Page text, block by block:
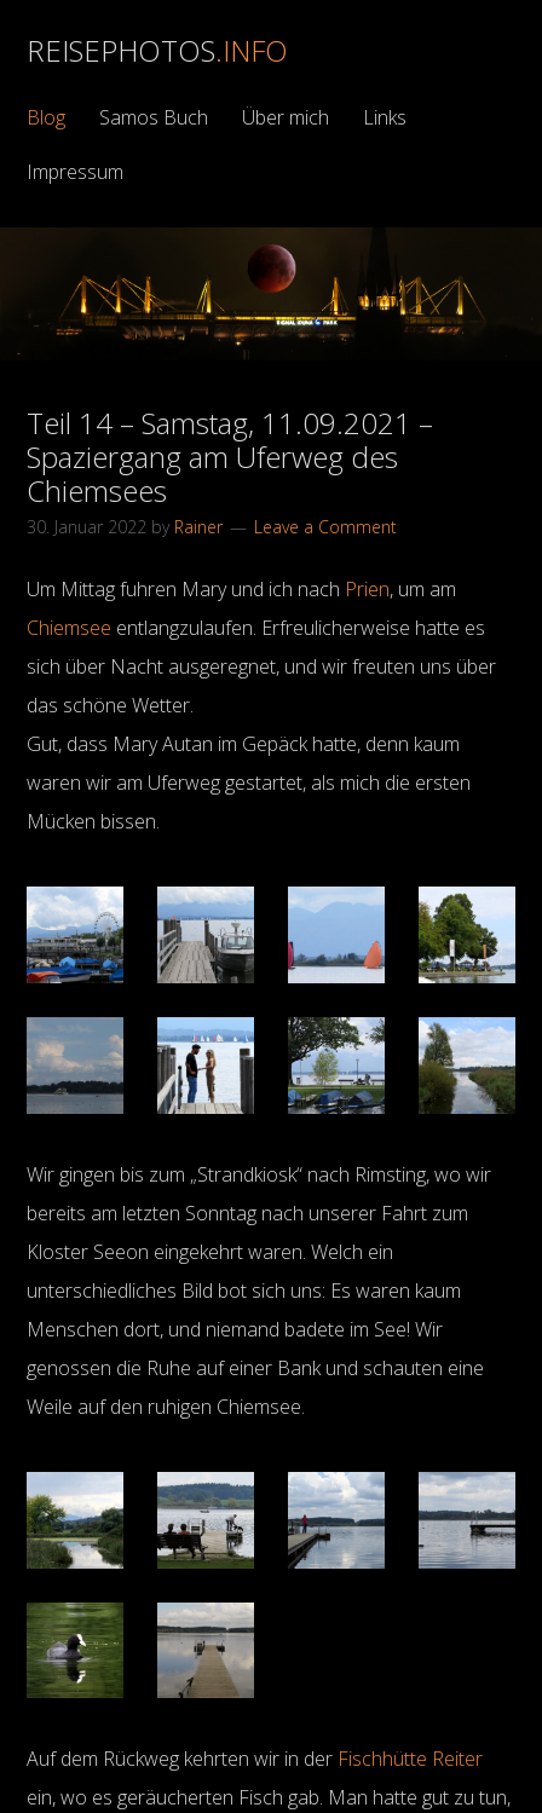
REISEPHOTOS.INFO
Blog Samos Buch Über mich Links
Impressum
Teil 14 – Samstag, 11.09.2021 –
Spaziergang am Uferweg des
Chiemsees
30. Januar 2022 by Rainer Leave a Comment
Um Mittag fuhren Mary und ich nach Prien, um am
Chiemsee entlangzulaufen. Erfreulicherweise hatte es
sich über Nacht ausgeregnet, und wir freuten uns über
das schöne Wetter.
Gut, dass Mary Autan im Gepäck hatte, denn kaum
waren wir am Uferweg gestartet, als mich die ersten
Mücken bissen.
Wir gingen bis zum „Strandkiosk“ nach Rimsting, wo wir
bereits am letzten Sonntag nach unserer Fahrt zum
Kloster Seeon eingekehrt waren. Welch ein
unterschiedliches Bild bot sich uns: Es waren kaum
Menschen dort, und niemand badete im See! Wir
genossen die Ruhe auf einer Bank und schauten eine
Weile auf den ruhigen Chiemsee.
Auf dem Rückweg kehrten wir in der Fischhütte Reiter
ein, wo es geräucherten Fisch gab. Man hatte gut zu tun,